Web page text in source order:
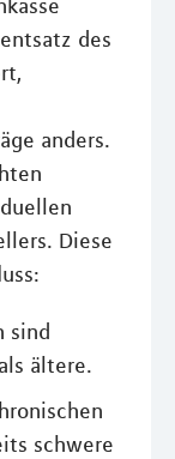
des
anders.
Diese
sind
ältere.
schwere